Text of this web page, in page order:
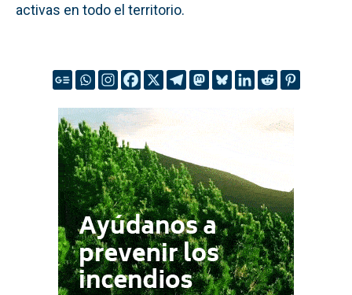
activas en todo el territorio.